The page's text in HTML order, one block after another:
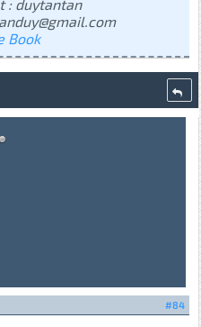
: duytantan
Book
#84